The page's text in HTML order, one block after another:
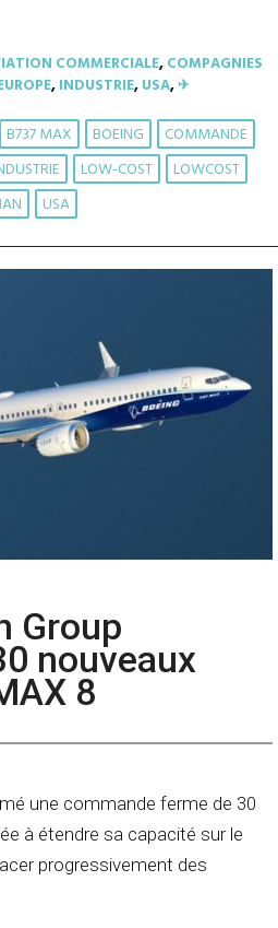
COMMERCIALE,COMPAGNIES
,INDUSTRIE,USA,✈︎
B737 MAX BOEING
COMMANDE
LOW-COST
LOWCOST
USA
Group
nouveaux
8
une commande ferme de 30
à étendre sa capacité sur le
progressivement des